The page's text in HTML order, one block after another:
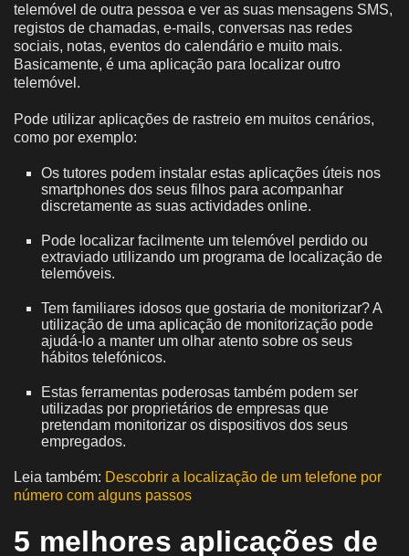
telemóvel de outra pessoa e ver as suas mensagens SMS,
registos de chamadas, e-mails, conversas nas redes
sociais, notas, eventos do calendário e muito mais.
Basicamente, é uma aplicação para localizar outro
telemóvel.
Pode utilizar aplicações de rastreio em muitos cenários,
como por exemplo:
Os tutores podem instalar estas aplicações úteis nos
smartphones dos seus filhos para acompanhar
discretamente as suas actividades online.
Pode localizar facilmente um telemóvel perdido ou
extraviado utilizando um programa de localização de
telemóveis.
Tem familiares idosos que gostaria de monitorizar? A
utilização de uma aplicação de monitorização pode
ajudá-lo a manter um olhar atento sobre os seus
hábitos telefónicos.
Estas ferramentas poderosas também podem ser
utilizadas por proprietários de empresas que
pretendam monitorizar os dispositivos dos seus
empregados.
Leia também: Descobrir a localização de um telefone por
número com alguns passos
5 melhores aplicações de